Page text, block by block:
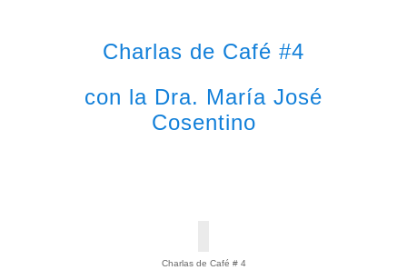
Charlas de Café #4
con la Dra. María José
Cosentino
Charlas de Café # 4